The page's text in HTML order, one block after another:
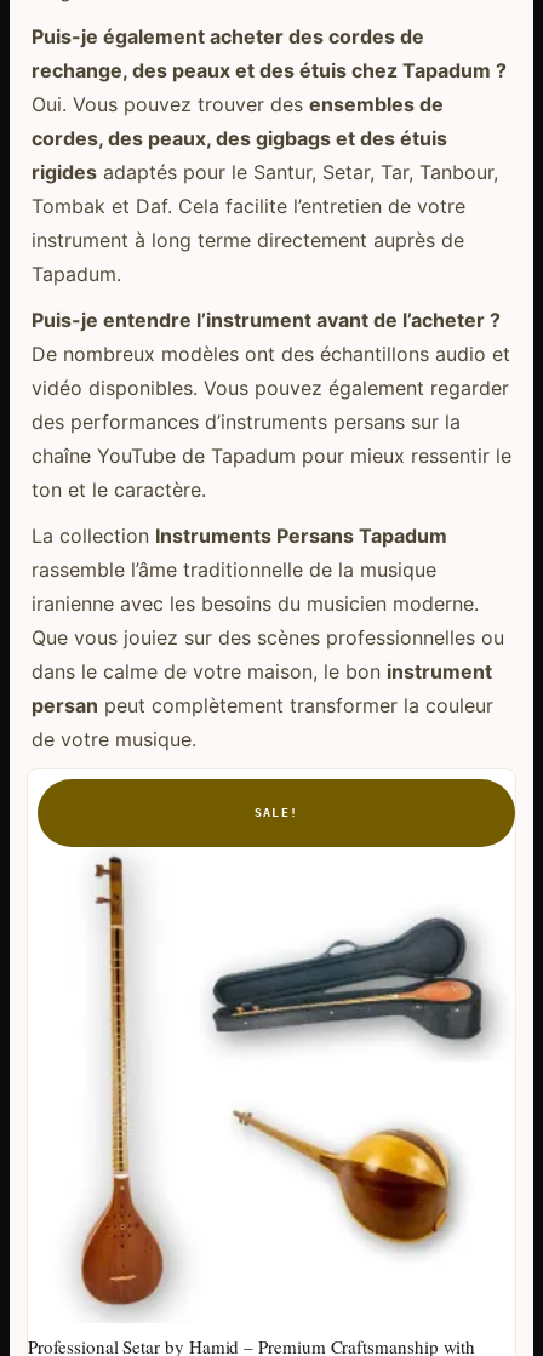
Puis-je également acheter des cordes de
rechange, des peaux et des étuis chez Tapadum ?
Oui. Vous pouvez trouver des ensembles de
cordes, des peaux, des gigbags et des étuis
rigidesadaptés pour le Santur, Setar, Tar, Tanbour,
Tombak et Daf. Cela facilite l’entretien de votre
instrument à long terme directement auprès de
Tapadum.
Puis-je entendre l’instrument avant de l’acheter ?
De nombreux modèles ont des échantillons audio et
vidéo disponibles. Vous pouvez également regarder
des performances d’instruments persans sur la
chaîne YouTube de Tapadum pour mieux ressentir le
ton et le caractère.
La collection Instruments Persans Tapadum
rassemble l’âme traditionnelle de la musique
iranienne avec les besoins du musicien moderne.
Que vous jouiez sur des scènes professionnelles ou
dans le calme de votre maison, le bon instrument
persan peut complètement transformer la couleur
de votre musique.
SALE!
Professional Setar by Hamid – Premium Craftsmanship with